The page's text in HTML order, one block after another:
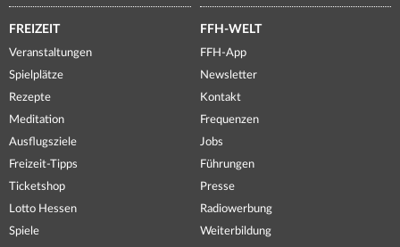
FREIZEIT
Veranstaltungen
Spielplätze
Rezepte
Meditation
Ausflugsziele
Freizeit-Tipps
Ticketshop
Lotto Hessen
Spiele
FFH-WELT
FFH-App
Newsletter
Kontakt
Frequenzen
Jobs
Führungen
Presse
Radiowerbung
Weiterbildung